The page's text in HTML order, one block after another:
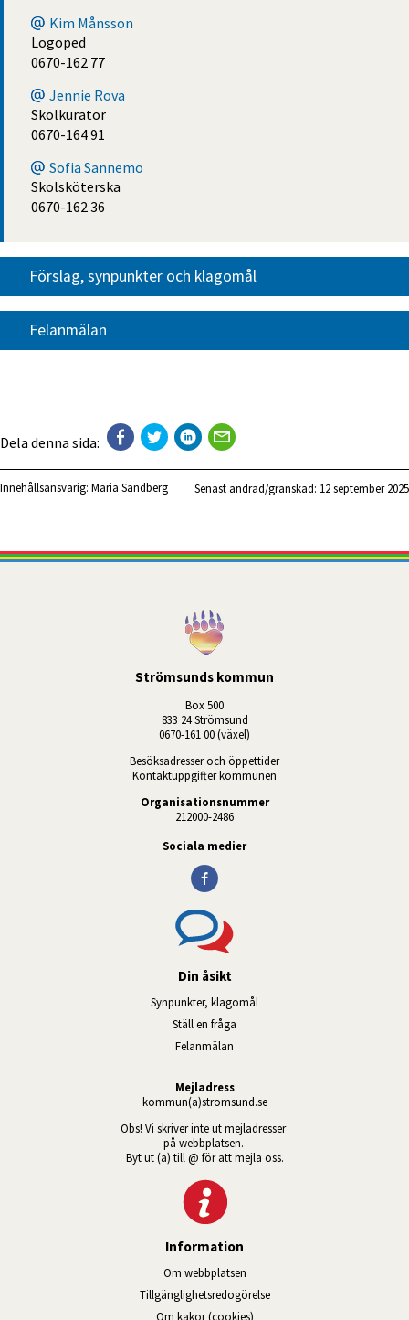
Kim Månsson
Logoped
0670-162 77
Jennie Rova
Skolkurator
0670-164 91
Sofia Sannemo
Skolsköterska
0670-162 36
Förslag, synpunkter och klagomål
Felanmälan
Dela denna sida:
Innehållsansvarig: Maria Sandberg Senast ändrad/granskad: 12 september 2025
Strömsunds kommun
Box 500
833 24 Strömsund
0670-161 00 (växel)
Besöksadresser och öppettider
Kontaktuppgifter kommunen
Organisationsnummer
212000-2486
Sociala medier
Din åsikt
Synpunkter, klagomål
Ställ en fråga
Felanmälan
Mejladress
kommun(a)stromsund.se
Obs! Vi skriver inte ut mejladresser
på webbplatsen.
Byt ut (a) till @ för att mejla oss.
Information
Om webbplatsen
Tillgänglig­hets­redo­görelse
Om kakor (cookies)